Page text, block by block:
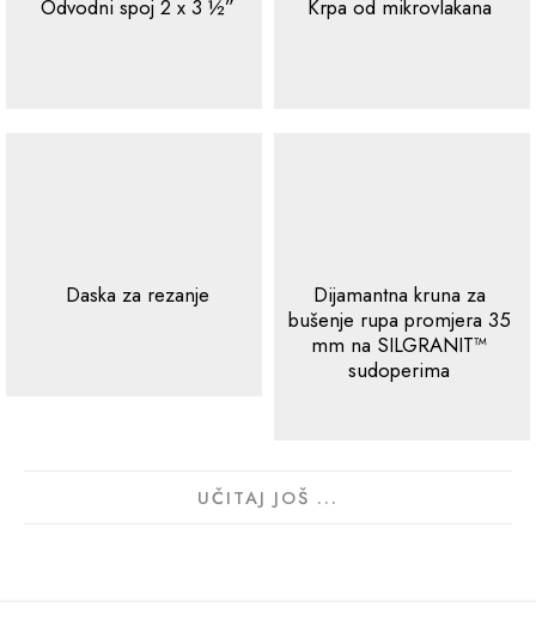
Odvodni spoj 2 x 3 ½” Krpa od mikrovlakana
Daska za rezanje
Dijamantna kruna za
bušenje rupa promjera 35
mm na SILGRANIT™
sudoperima
UČITAJ JOŠ ...